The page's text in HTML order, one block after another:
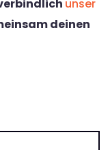
unser
deinen